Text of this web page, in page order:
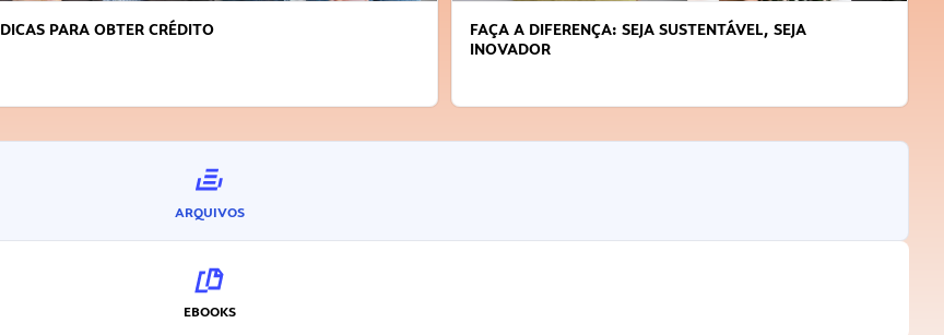
FAÇA A DIFERENÇA: SEJA SUSTENTÁVEL, SEJA
APRENDA A GERENCIAR O SEU TEMPO
ARQUIVOS
EBOOKS